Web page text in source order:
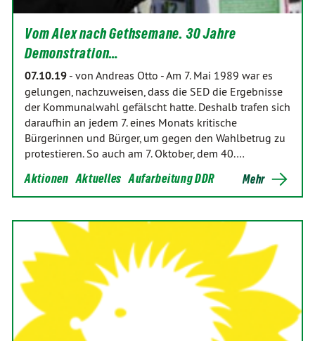
Vom Alex nach Gethsemane. 30 Jahre
Demonstration…
07.10.19 - von Andreas Otto -Am 7. Mai 1989 war es
gelungen, nachzuweisen, dass die SED die Ergebnisse
der Kommunalwahl gefälscht hatte. Deshalb trafen sich
daraufhin an jedem 7. eines Monats kritische
Bürgerinnen und Bürger, um gegen den Wahlbetrug zu
protestieren. So auch am 7. Oktober, dem 40.…
Aktionen Aktuelles Aufarbeitung DDR Mehr